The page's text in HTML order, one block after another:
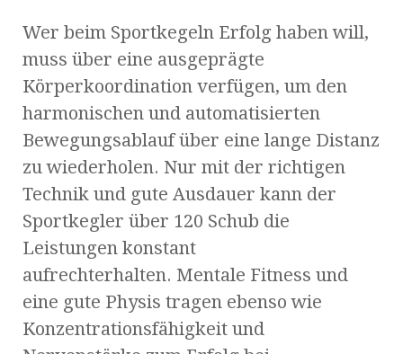
Wer beim Sportkegeln Erfolg haben will,
muss über eine ausgeprägte
Körperkoordination verfügen, um den
harmonischen und automatisierten
Bewegungsablauf über eine lange Distanz
zu wiederholen. Nur mit der richtigen
Technik und gute Ausdauer kann der
Sportkegler über 120 Schub die
Leistungen konstant
aufrechterhalten. Mentale Fitness und
eine gute Physis tragen ebenso wie
Konzentrationsfähigkeit und